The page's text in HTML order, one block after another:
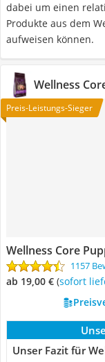
dabei um einen
Produkte aus dem
aufweisen können.
Wellness
Preis-Leistungs-Sieger
Wellness Core
1157
ab 19,00 € ( Sofort
Unser Fazit für